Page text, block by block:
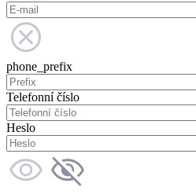
phone_prefix
Telefonní číslo
Heslo